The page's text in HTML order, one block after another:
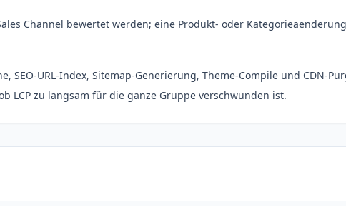
Channel bewertet werden; eine Produkt- oder
SEO-URL-Index, Sitemap-Generierung, Theme-Compile und CDN-
LCP zu langsam für die ganze Gruppe verschwunden ist.